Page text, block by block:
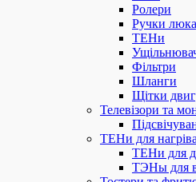
Ролери
Ручки
ТЕНи
Фільтри
Шланги
Щітки
Телевізори та
ТЕНи для
ТЕНи для
ТЭНы для